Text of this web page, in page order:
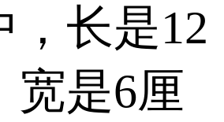
，长是12
宽是6厘